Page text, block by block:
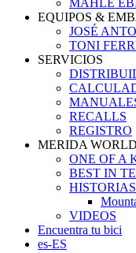
MAHLE
EQUIPOS &
JOSÉ
TONI
SERVICIOS
RECALLS
REGISTRO
MERIDA WORLD
ONE OF A
BEST IN
HISTORIAS
VIDEOS
Encuentra tu bici
es-ES